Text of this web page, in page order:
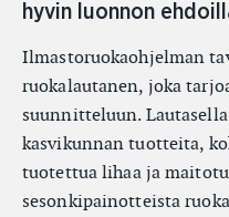
hyvin luonnon
Ilmastoruokaohjelman
ruokalautanen, joka
suunnitteluun.
kasvikunnan tuotteita,
tuotettua lihaa ja
sesonkipainotteista